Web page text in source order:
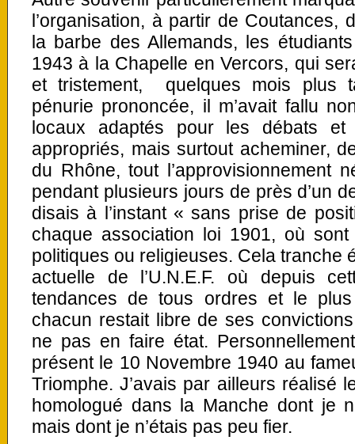
l’organisation, à partir de Coutances,
la barbe des Allemands, les
1943 à la Chapelle en Vercors, qui
et tristement, quelques mois plus
pénurie prononcée, il m’avait fallu
locaux adaptés pour les débats
appropriés, mais surtout acheminer,
du Rhône, tout l’approvisionnement
pendant plusieurs jours de près d’un
disais à l’instant « sans prise de
chaque association loi 1901, où
politiques ou religieuses. Cela tranche
actuelle de l’U.N.E.F. où depuis
tendances de tous ordres et le
chacun restait libre de ses
ne pas en faire état.
présent le 10 Novembre 1940 au
Triomphe. J’avais par ailleurs réalisé
homologué dans la Manche dont je
mais dont je n’étais pas peu fier.